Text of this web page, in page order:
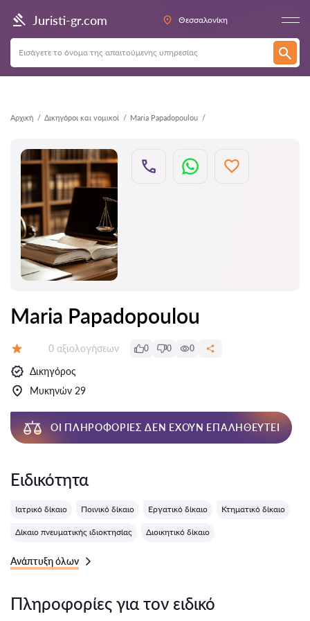
Juristi-gr.com Θεσσαλονίκη
Αρχική Δικηγόροι και νομικοί Maria Papadopoulou
Πίσω
Maria Papadopoulou
Αξιολογήσεις:
0 αξιολογήσεων 0 0 0
Δικηγόρος
Μυκηνών 29
ΟΙ ΠΛΗΡΟΦΟΡΊΕΣ ΔΕΝ ΈΧΟΥΝ ΕΠΑΛΗΘΕΥΤΕΊ
Ειδικότητα
Ιατρικό δίκαιο Ποινικό δίκαιο Εργατικό δίκαιο Κτηματικό δίκαιο
Δίκαιο πνευματικής ιδιοκτησίας Διοικητικό δίκαιο
Ανάπτυξη όλων
Πληροφορίες για τον ειδικό